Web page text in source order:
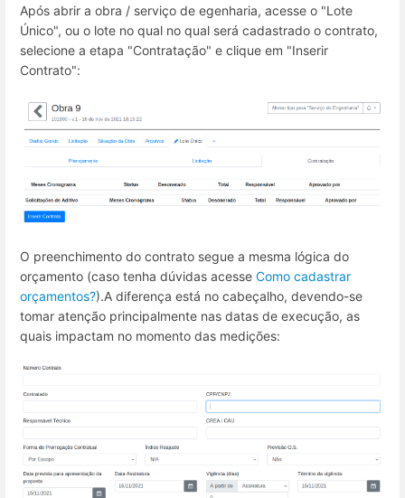
Após abrir a obra / serviço de egenharia, acesse o "Lote
Único", ou o lote no qual no qual será cadastrado o contrato,
selecione a etapa "Contratação" e clique em "Inserir
Contrato":
O preenchimento do contrato segue a mesma lógica do
orçamento (caso tenha dúvidas acesse Como cadastrar
orçamentos?).A diferença está no cabeçalho, devendo-se
tomar atenção principalmente nas datas de execução, as
quais impactam no momento das medições: